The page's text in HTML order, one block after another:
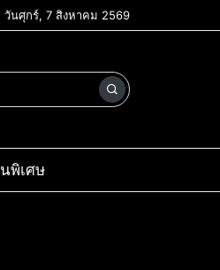
วันศุกร์, 7 สิงหาคม 2569
พิเศษ